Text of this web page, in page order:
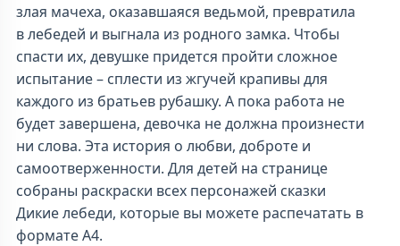
злая мачеха, оказавшаяся ведьмой, превратила
в лебедей и выгнала из родного замка. Чтобы
спасти их, девушке придется пройти сложное
испытание – сплести из жгучей крапивы для
каждого из братьев рубашку. А пока работа не
будет завершена, девочка не должна произнести
ни слова. Эта история о любви, доброте и
самоотверженности. Для детей на странице
собраны раскраски всех персонажей сказки
Дикие лебеди, которые вы можете распечатать в
формате А4.